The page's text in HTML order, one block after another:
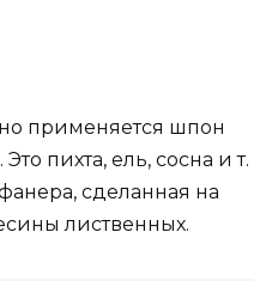
применяется шпон
пихта, ель, сосна и т.
сделанная на
лиственных.